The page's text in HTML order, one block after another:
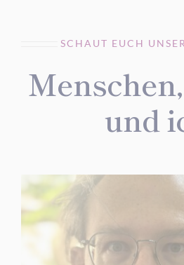
SCHAUT EUCH
und